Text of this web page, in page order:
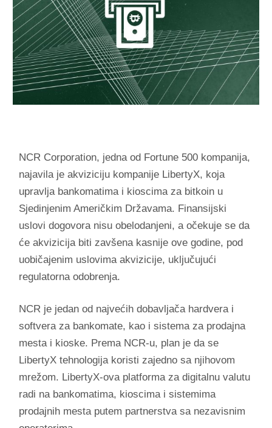
NCR Corporation, jedna od Fortune 500 kompanija,
najavila je akviziciju kompanije LibertyX, koja
upravlja bankomatima i kioscima za bitkoin u
Sjedinjenim Američkim Državama. Finansijski
uslovi dogovora nisu obelodanjeni, a očekuje se da
će akvizicija biti zavšena kasnije ove godine, pod
uobičajenim uslovima akvizicije, uključujući
regulatorna odobrenja.
NCR je jedan od najvećih dobavljača hardvera i
softvera za bankomate, kao i sistema za prodajna
mesta i kioske. Prema NCR-u, plan je da se
LibertyX tehnologija koristi zajedno sa njihovom
mrežom. LibertyX-ova platforma za digitalnu valutu
radi na bankomatima, kioscima i sistemima
prodajnih mesta putem partnerstva sa nezavisnim